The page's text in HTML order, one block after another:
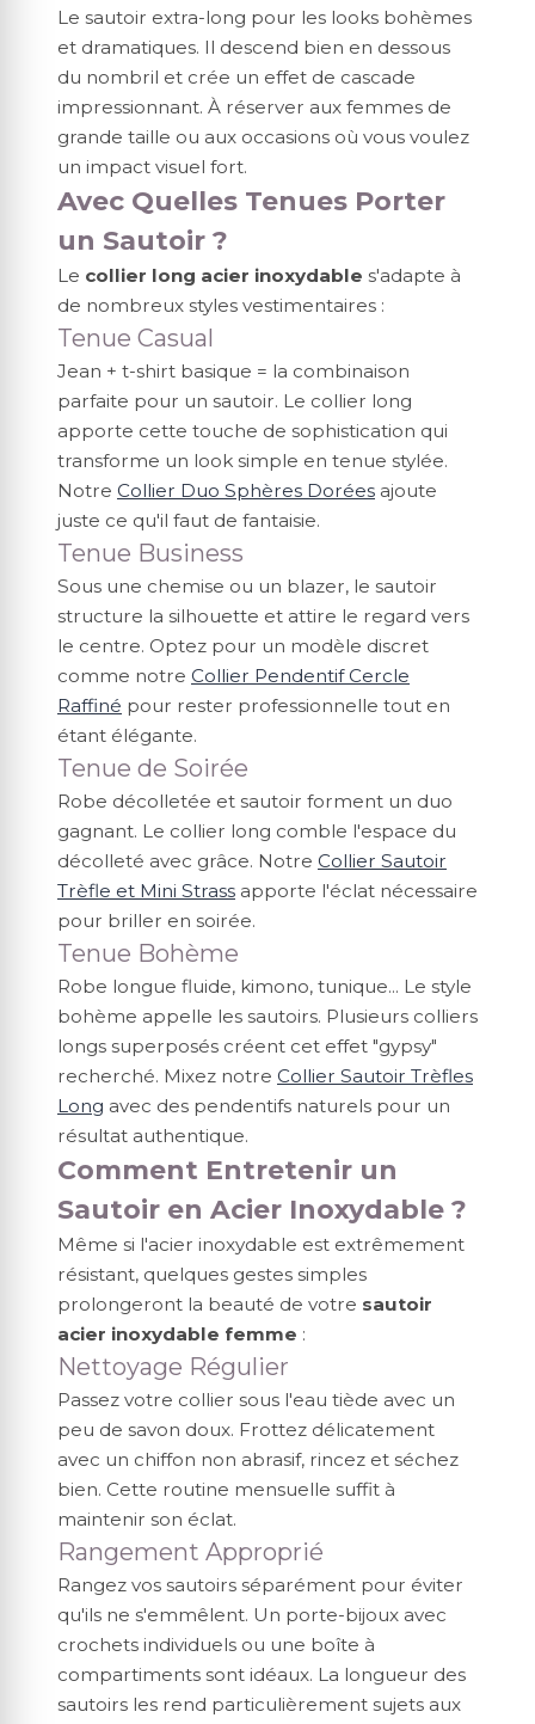
Le sautoir extra-long pour les looks bohèmes
et dramatiques. Il descend bien en dessous
du nombril et crée un effet de cascade
impressionnant. À réserver aux femmes de
grande taille ou aux occasions où vous voulez
un impact visuel fort.
Avec Quelles Tenues Porter
un Sautoir ?
Le collier long acier inoxydable s'adapte à
de nombreux styles vestimentaires :
Tenue Casual
Jean + t-shirt basique = la combinaison
parfaite pour un sautoir. Le collier long
apporte cette touche de sophistication qui
transforme un look simple en tenue stylée.
Notre Collier Duo Sphères Dorées ajoute
juste ce qu'il faut de fantaisie.
Tenue Business
Sous une chemise ou un blazer, le sautoir
structure la silhouette et attire le regard vers
le centre. Optez pour un modèle discret
comme notre Collier Pendentif Cercle
Raffiné pour rester professionnelle tout en
étant élégante.
Tenue de Soirée
Robe décolletée et sautoir forment un duo
gagnant. Le collier long comble l'espace du
décolleté avec grâce. Notre Collier Sautoir
Trèfle et Mini Strass apporte l'éclat nécessaire
pour briller en soirée.
Tenue Bohème
Robe longue fluide, kimono, tunique... Le style
bohème appelle les sautoirs. Plusieurs colliers
longs superposés créent cet effet "gypsy"
recherché. Mixez notre Collier Sautoir Trèfles
Long avec des pendentifs naturels pour un
résultat authentique.
Comment Entretenir un
Sautoir en Acier Inoxydable ?
Même si l'acier inoxydable est extrêmement
résistant, quelques gestes simples
prolongeront la beauté de votre sautoir
acier inoxydable femme :
Nettoyage Régulier
Passez votre collier sous l'eau tiède avec un
peu de savon doux. Frottez délicatement
avec un chiffon non abrasif, rincez et séchez
bien. Cette routine mensuelle suffit à
maintenir son éclat.
Rangement Approprié
Rangez vos sautoirs séparément pour éviter
qu'ils ne s'emmêlent. Un porte-bijoux avec
crochets individuels ou une boîte à
compartiments sont idéaux. La longueur des
sautoirs les rend particulièrement sujets aux